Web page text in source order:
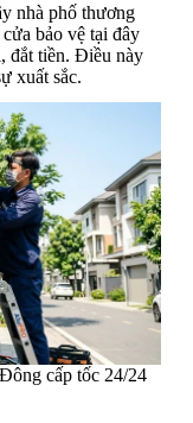
nhà phố thương
bảo vệ tại đây
đắt tiền. Điều này
xuất sắc.
cấp tốc 24/24